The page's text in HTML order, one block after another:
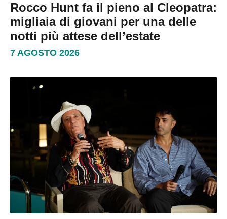
Rocco Hunt fa il pieno al Cleopatra:
migliaia di giovani per una delle
notti più attese dell’estate
7 AGOSTO 2026